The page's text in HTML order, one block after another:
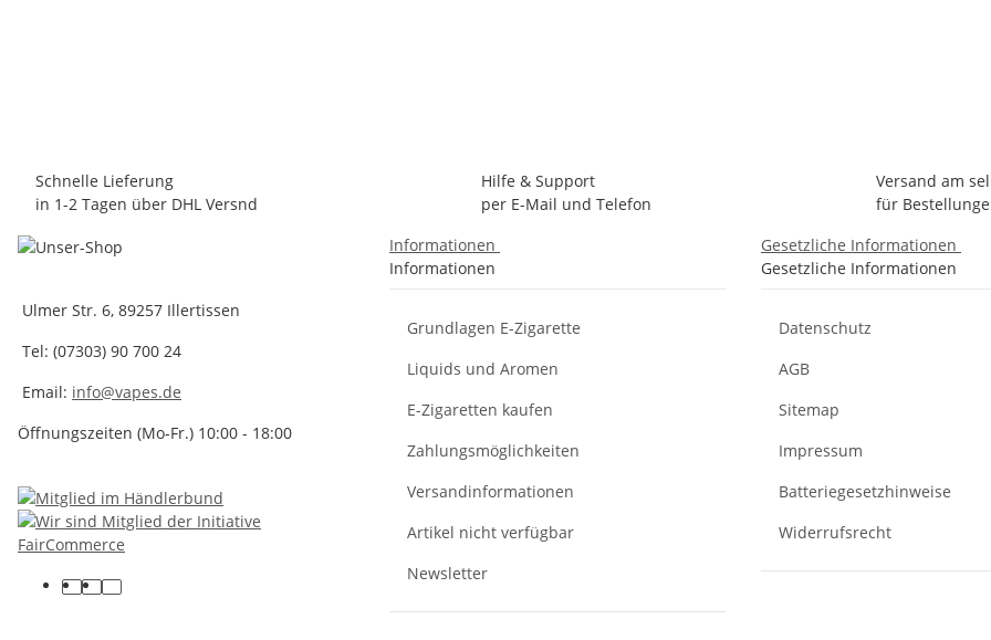
Schnelle Lieferung
in 1-2 Tagen über DHL Versnd
Hilfe & Support
per E-Mail und Telefon
Versand am
für
Ulmer Str. 6, 89257 Illertissen
Tel: (07303) 90 700 24
Email: info@vapes.de
Öffnungszeiten (Mo-Fr.) 10:00 - 18:00
Informationen
Informationen
Grundlagen E-Zigarette
Liquids und Aromen
E-Zigaretten kaufen
Zahlungsmöglichkeiten
Versandinformationen
Artikel nicht verfügbar
Newsletter
Gesetzliche Informationen
Gesetzliche Informationen
Datenschutz
AGB
Sitemap
Impressum
Batteriegesetzhinweise
Widerrufsrecht